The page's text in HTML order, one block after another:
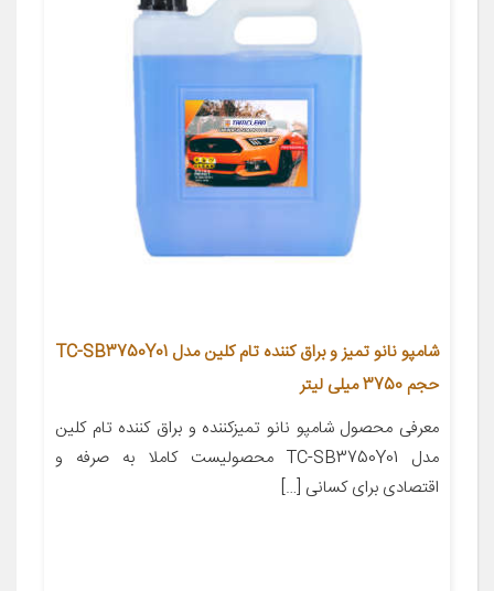
شامپو نانو تمیز و براق کننده تام کلین مدل TC-SB3750Y01
حجم 3750 میلی لیتر
معرفی محصول شامپو نانو تمیزکننده و براق کننده تام کلین
مدل TC-SB3750Y01 محصولیست کاملا به صرفه و
اقتصادی برای کسانی […]